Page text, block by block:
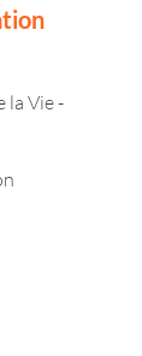
la Vie -